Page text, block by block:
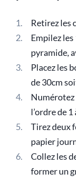
Retirez les
Empilez
pyramide,
Placez les
de 30cm
Numérotez
l’ordre de 1
Tirez deux
papier
Collez les
former un